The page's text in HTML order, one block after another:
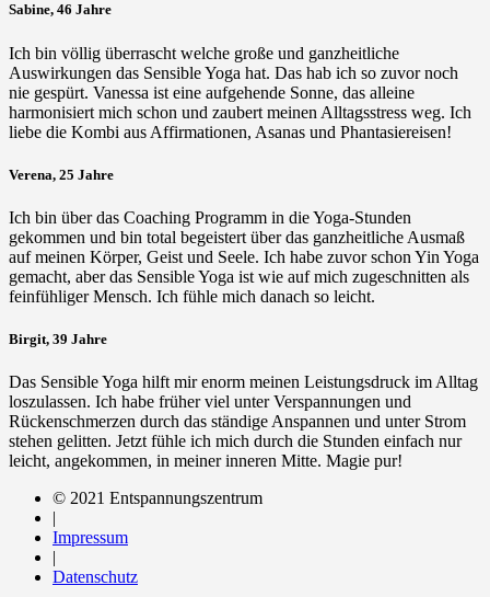
Sabine, 46 Jahre
Ich bin völlig überrascht welche große und ganzheitliche
Auswirkungen das Sensible Yoga hat. Das hab ich so zuvor noch
nie gespürt. Vanessa ist eine aufgehende Sonne, das alleine
harmonisiert mich schon und zaubert meinen Alltagsstress weg. Ich
liebe die Kombi aus Affirmationen, Asanas und Phantasiereisen!
Verena, 25 Jahre
Ich bin über das Coaching Programm in die Yoga-Stunden
gekommen und bin total begeistert über das ganzheitliche Ausmaß
auf meinen Körper, Geist und Seele. Ich habe zuvor schon Yin Yoga
gemacht, aber das Sensible Yoga ist wie auf mich zugeschnitten als
feinfühliger Mensch. Ich fühle mich danach so leicht.
Birgit, 39 Jahre
Das Sensible Yoga hilft mir enorm meinen Leistungsdruck im Alltag
loszulassen. Ich habe früher viel unter Verspannungen und
Rückenschmerzen durch das ständige Anspannen und unter Strom
stehen gelitten. Jetzt fühle ich mich durch die Stunden einfach nur
leicht, angekommen, in meiner inneren Mitte. Magie pur!
© 2021 Entspannungszentrum
|
Impressum
|
Datenschutz